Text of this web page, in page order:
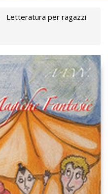
Letteratura per ragazzi